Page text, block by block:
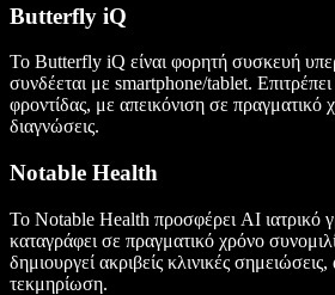
Butterfly iQ
Το Butterfly iQ είναι φορητή συσκευή
συνδέεται με smartphone/tablet.
φροντίδας, με απεικόνιση σε πραγματικό
διαγνώσεις.
Notable Health
Το Notable Health προσφέρει AI ιατρικό
καταγράφει σε πραγματικό χρόνο
δημιουργεί ακριβείς κλινικές
τεκμηρίωση.